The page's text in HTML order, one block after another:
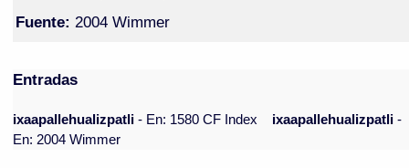
Fuente: 2004 Wimmer
Entradas
ixaapallehualizpatli- En: 1580 CF Index ixaapallehualizpatli-
En: 2004 Wimmer